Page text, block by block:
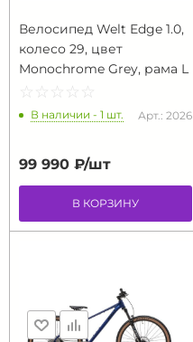
Велосипед Welt Edge 1.0,
колесо 29, цвет
Monochrome Grey, рама L
☆ ☆ ☆ ☆ ☆
★ ★ ★ ★ ★
В наличии - 1 шт. Арт.: 2026
99 990 ₽/шт
В КОРЗИНУ